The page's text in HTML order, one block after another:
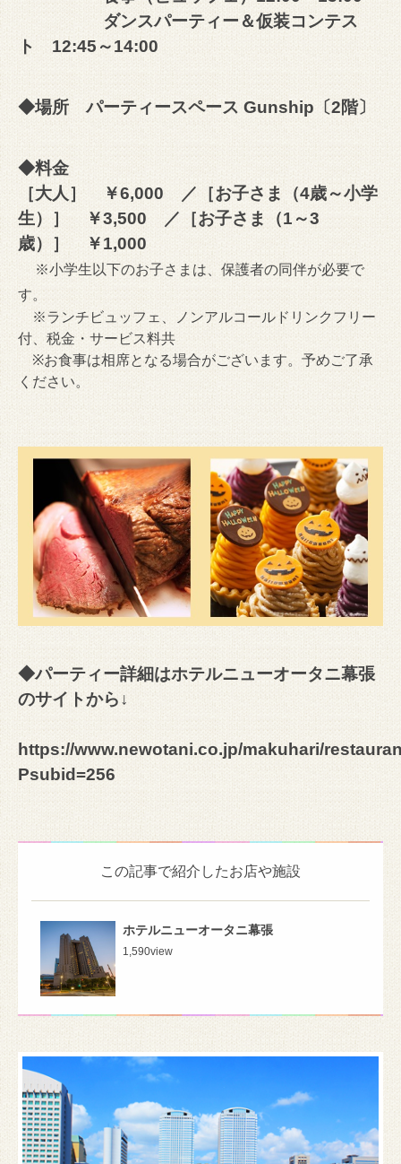
ダンスパーティー＆仮装コンテス
ト 12:45～14:00
◆場所 パーティースペース Gunship〔2階〕
◆料金
［大人］ ￥6,000 ／［お子さま（4歳～小学
生）］ ￥3,500 ／［お子さま（1～3
歳）］ ￥1,000
※小学生以下のお子さまは、保護者の同伴が必要で
す。
※ランチビュッフェ、ノンアルコールドリンクフリー
付、税金・サービス料共
※お食事は相席となる場合がございます。予めご了承
ください。
◆パーティー詳細はホテルニューオータニ幕張
のサイトから↓
https://www.newotani.co.jp/makuhari/
Psubid=256
この記事で紹介したお店や施設
ホテルニューオータニ幕張
1,590view